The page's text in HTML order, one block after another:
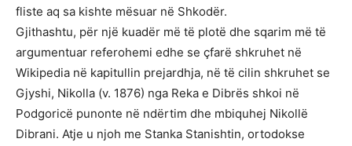
fliste aq sa kishte mësuar në Shkodër.
Gjithashtu, për një kuadër më të plotë dhe sqarim më të
argumentuar referohemi edhe se çfarë shkruhet në
Wikipedia në kapitullin prejardhja, në të cilin shkruhet se
Gjyshi, Nikolla (v. 1876) nga Reka e Dibrës shkoi në
Podgoricë punonte në ndërtim dhe mbiquhej Nikollë
Dibrani. Atje u njoh me Stanka Stanishtin, ortodokse